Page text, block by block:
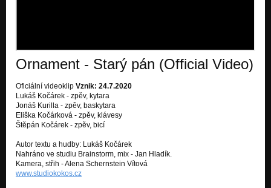
Svítá, sny se rozplynou
We are children of the sky
Nezařazeno
Druhý pohled na svět
Mraky putujou
Druhý pohled na svět
Ornament - Starý pán (Official Video)
Oficiální videoklip Vznik: 24.7.2020
Lukáš Kočárek - zpěv, kytara
Jonáš Kurilla - zpěv, baskytara
Eliška Kočárková - zpěv, klávesy
Štěpán Kočárek - zpěv, bicí
Autor textu a hudby: Lukáš Kočárek
Nahráno ve studiu Brainstorm, mix - Jan Hladík.
Kamera, střih - Alena Schernstein Vítová
www.studiokokos.cz